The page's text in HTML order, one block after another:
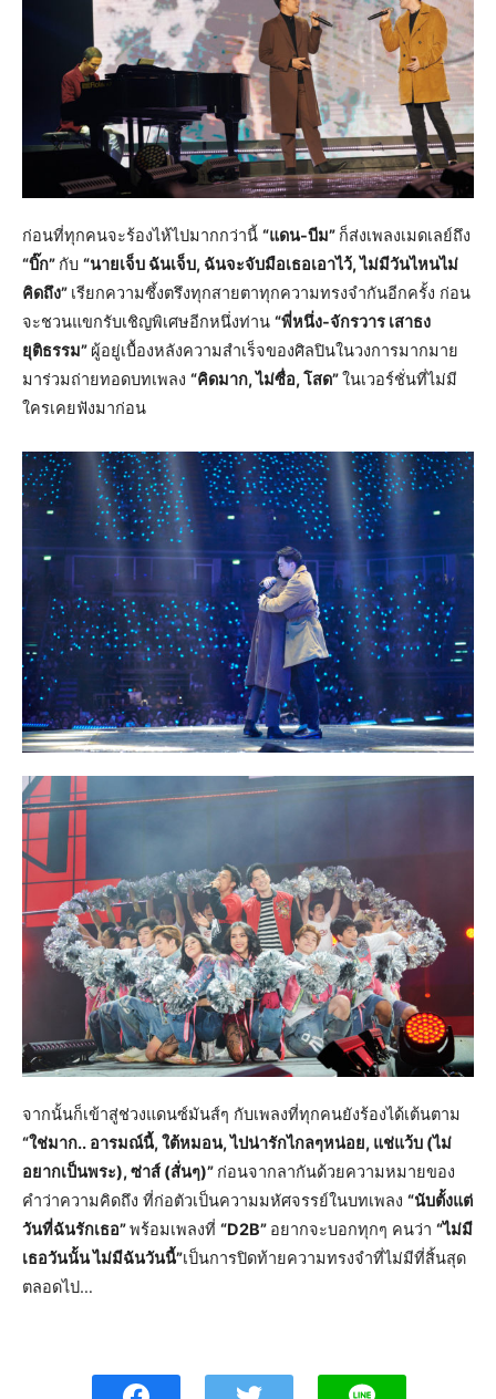
ก่อนที่ทุกคนจะร้องไห้ไปมากกว่านี้ “แดน-บีม” ก็ส่งเพลงเมดเลย์ถึง
“บิ๊ก” กับ “นายเจ็บ ฉันเจ็บ, ฉันจะจับมือเธอเอาไว้, ไม่มีวันไหนไม่
คิดถึง” เรียกความซึ้งตรึงทุกสายตาทุกความทรงจำกันอีกครั้ง ก่อน
จะชวนแขกรับเชิญพิเศษอีกหนึ่งท่าน “พี่หนึ่ง-จักรวาร เสาธง
ยุติธรรม” ผู้อยู่เบื้องหลังความสำเร็จของศิลปินในวงการมากมาย
มาร่วมถ่ายทอดบทเพลง “คิดมาก, ไม่ซื่อ, โสด”ในเวอร์ชั่นที่ไม่มี
ใครเคยฟังมาก่อน
จากนั้นก็เข้าสู่ช่วงแดนซ์มันส์ๆ กับเพลงที่ทุกคนยังร้องได้เต้นตาม
“ใช่มาก.. อารมณ์นี้, ใต้หมอน, ไปน่ารักไกลๆหน่อย, แช่แว้บ (ไม่
อยากเป็นพระ), ซ่าส์ (สั่นๆ)” ก่อนจากลากันด้วยความหมายของ
คำว่าความคิดถึง ที่ก่อตัวเป็นความมหัศจรรย์ในบทเพลง “นับตั้งแต่
วันที่ฉันรักเธอ”พร้อมเพลงที่ “D2B” อยากจะบอกทุกๆ คนว่า “ไม่มี
เธอวันนั้น ไม่มีฉันวันนี้”เป็นการปิดท้ายความทรงจำที่ไม่มีที่สิ้นสุด
ตลอดไป…